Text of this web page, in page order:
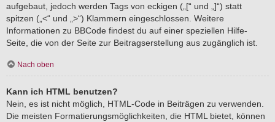
aufgebaut, jedoch werden Tags von eckigen („[“ und „]“) statt
spitzen („<“ und „>“) Klammern eingeschlossen. Weitere
Informationen zu BBCode findest du auf einer speziellen Hilfe-
Seite, die von der Seite zur Beitragserstellung aus zugänglich ist.
Nach oben
Kann ich HTML benutzen?
Nein, es ist nicht möglich, HTML-Code in Beiträgen zu verwenden.
Die meisten Formatierungsmöglichkeiten, die HTML bietet, können